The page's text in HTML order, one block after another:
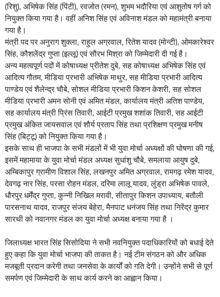
(रिशु), अभिषेक सिंह (पिंटी), रवजोत (रमन), शुभम भदौरिया एवं आशुतोष गर्ग को
नियुक्त किया गया है। वहीं अनिश सिंह एवं अविनाश मंडल को महामंत्री बनाया
गया है।
मंत्री पद पर अनुराग शुक्ला, राहुल अग्रवाल, रितेश यादव (मोन्टी), ओमकारेश्वर
सिंह, कौशलेंद्र गुप्ता (इल्लू) एवं सौरभ मिश्रा को जिम्मेदारी दी गई है।
अन्य महत्वपूर्ण पदों में कोषाध्यक्ष प्रीतेश दुबे, सह कोषाध्यक्ष अभिषेक सिंह एवं
आदित्य गौतम, मीडिया प्रभारी अभिषेक माथुर, सह मीडिया प्रभारी आदित्य
पाण्डेय एवं शैलेन्द्र चौबे, सोशल मीडिया प्रभारी किशन केशरी, सह सोशल
मीडिया प्रभारी अमन सोनी एवं अमित मंडल, कार्यालय मंत्री अतिश पाण्डेय,
सह कार्यालय मंत्री प्रिंस तिवारी, आईटी प्रमुख शशांक तिवारी, सह आईटी
प्रमुख अंकित जायसवाल एवं शौर्य प्रताप सिंह तथा प्रशिक्षण प्रमुख मनीष
सिंह (बिट्टू) को नियुक्त किया गया है।
इसके साथ ही भाजपा के सभी मंडलों में भी युवा मोर्चा अध्यक्षों की घोषणा की गई,
इसमें महामाया के युवा मोर्चा मंडल अध्यक्ष सुधांशु चौबे, समलाया आयुष दुबे,
अम्बिकापुर ग्रामीण विशाल सिंह, लखनपुर अमित अग्रवाल, रामगढ़ रमेश यादव,
देवगढ़ नार सिंह, परसा रोहन मंडल, दरिमा लालू यादव, लुंड्रा अभिषेक पावले,
धौरपुर धर्मेंद्र गुप्ता, कुन्नी निखिल मरावी, सीतापुर किशन उपाध्याय, बतौली
पारसनाथ यादव, राजपुर संजय बेहेरा, मैनपाट धनंजय सिंह तथा निरेंद्र कुमार
सारथी को नवानगर मंडल का युवा मोर्चा अध्यक्ष बनाया गया है ।
जिलाध्यक्ष भारत सिंह सिसोदिया ने सभी नवनियुक्त पदाधिकारियों को बधाई देते
हुए कहा कि युवा मोर्चा भाजपा की ताकत है। नई टीम संगठन को और अधिक
मजबूती प्रदान करेगी तथा जनसेवा के कार्यों को गति देगी। उन्होंने सभी से पूर्ण
समर्पण एवं जिम्मेदारी के साथ कार्य करने का आह्वान किया।